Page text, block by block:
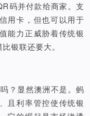
码并付款给商家。支
用卡，但也可以用于
能力正威胁着传统银
银联还要大。
？显然澳洲不是。蚂
且利率管控使传统银